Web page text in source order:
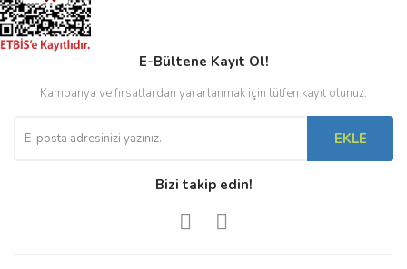
E-Bültene Kayıt Ol!
Kampanya ve fırsatlardan yararlanmak için lütfen kayıt olunuz.
EKLE
Bizi takip edin!